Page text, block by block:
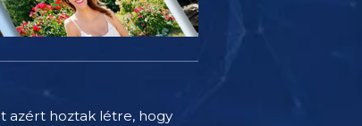
azért hoztak létre, hogy